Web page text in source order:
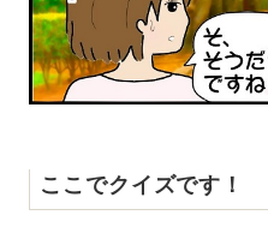
ここでクイズです！